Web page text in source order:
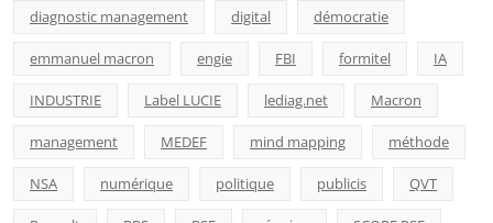
diagnostic management digital démocratie
emmanuel macron engie FBI formitel IA
INDUSTRIE Label LUCIE lediag.net Macron
management MEDEF mind mapping méthode
NSA numérique politique publicis QVT